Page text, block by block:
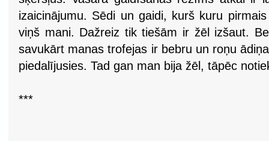
izaicinājumu. Sēdi un gaidi, kurš kuru
viņš mani. Dažreiz tik tiešām ir žēl izšaut.
savukārt manas trofejas ir bebru un roņu
piedalījusies. Tad gan man bija žēl, tāpēc
***